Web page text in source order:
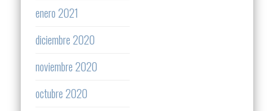
enero 2021
diciembre 2020
noviembre 2020
octubre 2020